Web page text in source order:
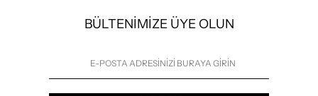
BÜLTENİMİZE ÜYE OLUN